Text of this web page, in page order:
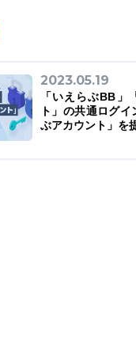
2023.05.19
「いえらぶBB」
ト」の共通ログイ
ぶアカウント」を